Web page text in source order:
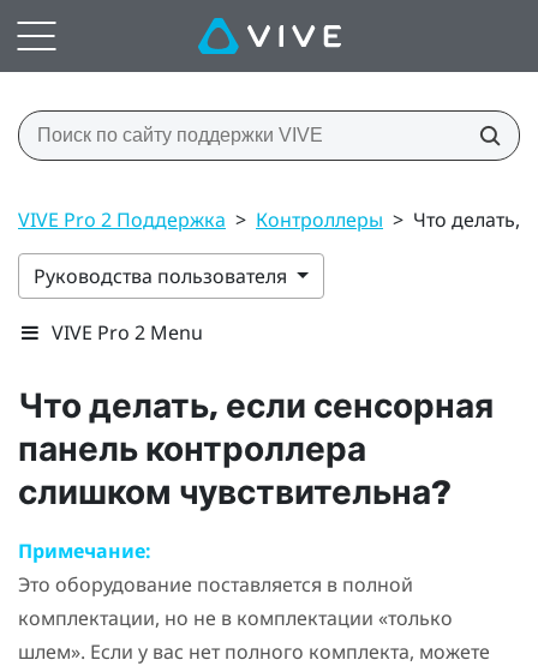
VIVE Pro 2 Поддержка > Контроллеры > Что делать,
Руководства пользователя
VIVE Pro 2 Menu
Что делать, если сенсорная
панель контроллера
слишком чувствительна?
Примечание:
Это оборудование поставляется в полной
комплектации, но не в комплектации «только
шлем». Если у вас нет полного комплекта, можете